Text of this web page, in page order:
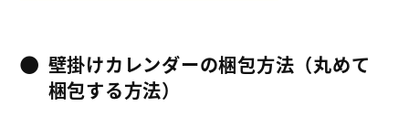
壁掛けカレンダーの梱包方法（丸めて
梱包する方法）